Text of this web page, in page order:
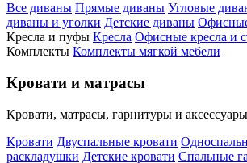
Все диваны Прямые диваны Угловые
диваны и уголки Детские диваны
Кресла и пуфы Кресла Офисные кресла и
Комплекты Комплекты мягкой мебели
Кровати и матрасы
Кровати, матрасы, гарнитуры и
Кровати Двуспальные кровати
раскладушки Детские кровати Спальные